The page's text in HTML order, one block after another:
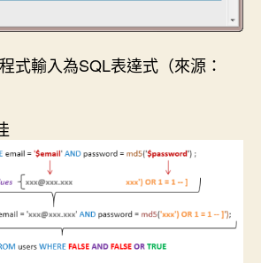
式輸入為SQL表達式（來源：